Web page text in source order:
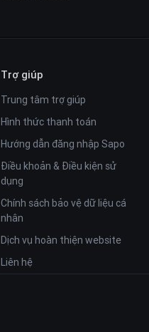
Trợ giúp
Trung tâm trợ giúp
Hình thức thanh toán
Hướng dẫn đăng nhập Sapo
Điều khoản & Điều kiện sử
dụng
Chính sách bảo vệ dữ liệu cá
nhân
Dịch vụ hoàn thiện website
Liên hệ